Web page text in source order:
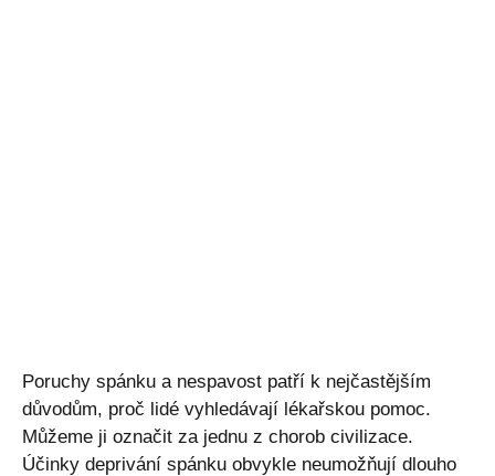
Poruchy spánku a nespavost patří k nejčastějším
důvodům, proč lidé vyhledávají lékařskou pomoc.
Můžeme ji označit za jednu z chorob civilizace.
Účinky deprivání spánku obvykle neumožňují dlouho